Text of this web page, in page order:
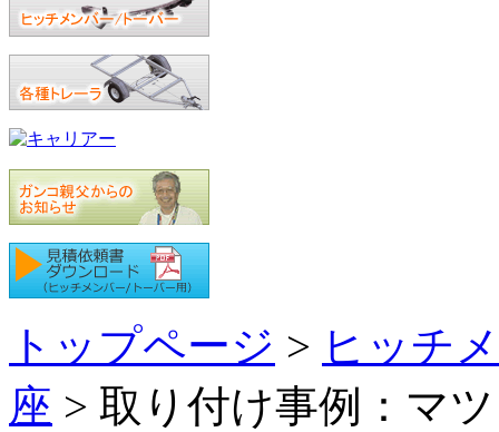
トップページ > ヒッチ
座 > 取り付け事例：マ